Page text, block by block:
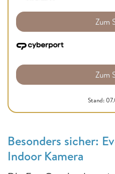
Zum
Zum
Stand:
Besonders sicher:
Indoor Kamera